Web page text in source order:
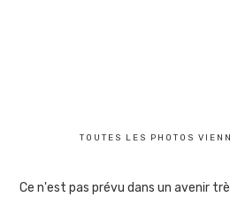
TOUTES LES PHOTOS
Ce n'est pas prévu dans un avenir